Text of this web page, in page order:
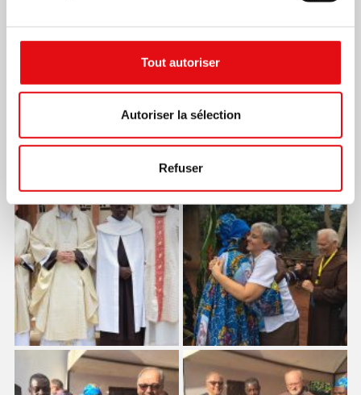
Tout autoriser
Autoriser la sélection
Refuser